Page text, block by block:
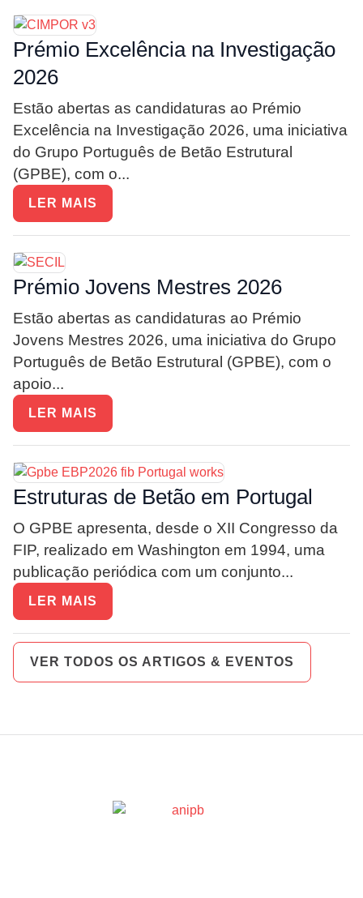
Prémio Excelência na Investigação
2026
Estão abertas as candidaturas ao Prémio
Excelência na Investigação 2026, uma iniciativa
do Grupo Português de Betão Estrutural
(GPBE), com o...
LER MAIS
Prémio Jovens Mestres 2026
Estão abertas as candidaturas ao Prémio
Jovens Mestres 2026, uma iniciativa do Grupo
Português de Betão Estrutural (GPBE), com o
apoio...
LER MAIS
Estruturas de Betão em Portugal
O GPBE apresenta, desde o XII Congresso da
FIP, realizado em Washington em 1994, uma
publicação periódica com um conjunto...
LER MAIS
VER TODOS OS ARTIGOS & EVENTOS